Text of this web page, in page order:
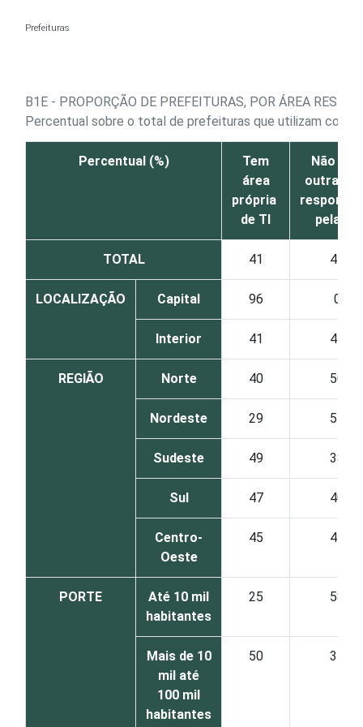
Prefeituras
B1E - PROPORÇÃO DE PREFEITURAS, POR ÁREA
Percentual sobre o total de prefeituras que utilizam
Percentual (%)
Tem
área
própria
de TI
Não tem
outra
pela TI
TOTAL 41 44
LOCALIZAÇÃO Capital 96 0
Interior 41 44
REGIÃO Norte 40 50
Nordeste 29 51
Sudeste 49 38
Sul 47 40
Centro-
Oeste
45 41
PORTE
Até 10 mil
habitantes
25 58
Mais de 10
mil até
100 mil
habitantes
50 35